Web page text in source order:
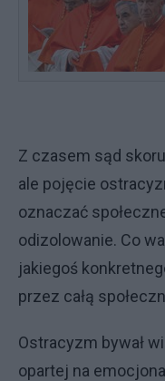
Z czasem sąd
ale pojęcie
oznaczać
odizolowanie. Co
jakiegoś
przez całą
Ostracyzm bywał
opartej na